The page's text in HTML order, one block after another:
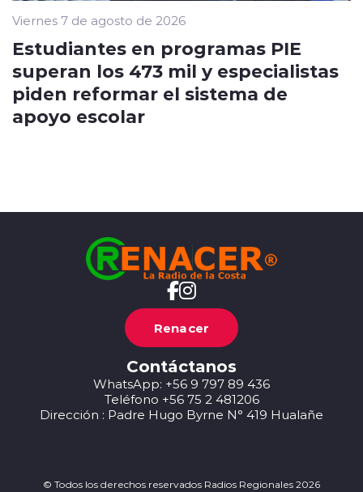
Viernes 7 de agosto de 2026
Estudiantes en programas PIE
superan los 473 mil y especialistas
piden reformar el sistema de
apoyo escolar
Renacer
Contáctanos
WhatsApp: +56 9 797 89 436
Teléfono +56 75 2 481206
Dirección : Padre Hugo Byrne N° 419 Hualañe
© Todos los derechos reservados Radios Regionales 2026